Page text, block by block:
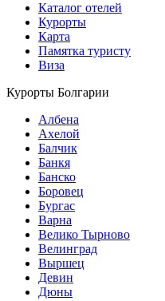
Каталог отелей
Курорты
Карта
Памятка туристу
Виза
Курорты Болгарии
Албена
Ахелой
Балчик
Банкя
Банско
Боровец
Бургас
Варна
Велико Тырново
Велинград
Выршец
Девин
Дюны